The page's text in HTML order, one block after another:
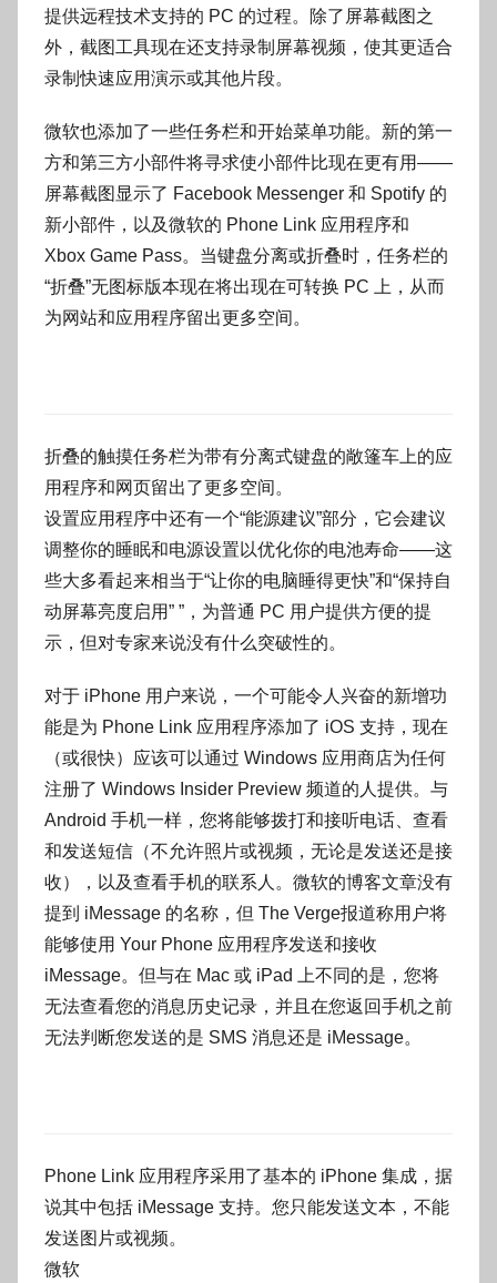
提供远程技术支持的 PC 的过程。除了屏幕截图之
外，截图工具现在还支持录制屏幕视频，使其更适合
录制快速应用演示或其他片段。
微软也添加了一些任务栏和开始菜单功能。新的第一
方和第三方小部件将寻求使小部件比现在更有用——
屏幕截图显示了 Facebook Messenger 和 Spotify 的
新小部件，以及微软的 Phone Link 应用程序和
Xbox Game Pass。当键盘分离或折叠时，任务栏的
“折叠”无图标版本现在将出现在可转换 PC 上，从而
为网站和应用程序留出更多空间。
折叠的触摸任务栏为带有分离式键盘的敞篷车上的应
用程序和网页留出了更多空间。
设置应用程序中还有一个“能源建议”部分，它会建议
调整你的睡眠和电源设置以优化你的电池寿命——这
些大多看起来相当于“让你的电脑睡得更快”和“保持自
动屏幕亮度启用” ”，为普通 PC 用户提供方便的提
示，但对专家来说没有什么突破性的。
对于 iPhone 用户来说，一个可能令人兴奋的新增功
能是为 Phone Link 应用程序添加了 iOS 支持，现在
（或很快）应该可以通过 Windows 应用商店为任何
注册了 Windows Insider Preview 频道的人提供。与
Android 手机一样，您将能够拨打和接听电话、查看
和发送短信（不允许照片或视频，无论是发送还是接
收），以及查看手机的联系人。微软的博客文章没有
提到 iMessage 的名称，但 The Verge报道称用户将
能够使用 Your Phone 应用程序发送和接收
iMessage。但与在 Mac 或 iPad 上不同的是，您将
无法查看您的消息历史记录，并且在您返回手机之前
无法判断您发送的是 SMS 消息还是 iMessage。
Phone Link 应用程序采用了基本的 iPhone 集成，据
说其中包括 iMessage 支持。您只能发送文本，不能
发送图片或视频。
微软